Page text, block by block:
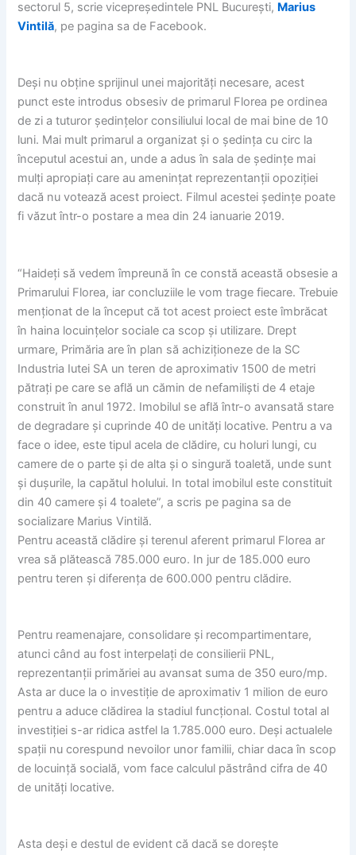
sectorul 5, scrie vicepreședintele PNL Bucureşti, Marius
Vintilă, pe pagina sa de Facebook.
Deși nu obține sprijinul unei majorități necesare, acest
punct este introdus obsesiv de primarul Florea pe ordinea
de zi a tuturor ședințelor consiliului local de mai bine de 10
luni. Mai mult primarul a organizat și o ședința cu circ la
începutul acestui an, unde a adus în sala de ședințe mai
mulți apropiați care au amenințat reprezentanții opoziției
dacă nu votează acest proiect. Filmul acestei ședințe poate
fi văzut într-o postare a mea din 24 ianuarie 2019.
“Haideți să vedem împreună în ce constă această obsesie a
Primarului Florea, iar concluziile le vom trage fiecare. Trebuie
menționat de la început că tot acest proiect este îmbrăcat
în haina locuințelor sociale ca scop și utilizare. Drept
urmare, Primăria are în plan să achiziționeze de la SC
Industria Iutei SA un teren de aproximativ 1500 de metri
pătrați pe care se află un cămin de nefamiliști de 4 etaje
construit în anul 1972. Imobilul se află într-o avansată stare
de degradare și cuprinde 40 de unități locative. Pentru a va
face o idee, este tipul acela de clădire, cu holuri lungi, cu
camere de o parte și de alta și o singură toaletă, unde sunt
și dușurile, la capătul holului. In total imobilul este constituit
din 40 camere și 4 toalete”, a scris pe pagina sa de
socializare Marius Vintilă.
Pentru această clădire și terenul aferent primarul Florea ar
vrea să plătească 785.000 euro. In jur de 185.000 euro
pentru teren și diferența de 600.000 pentru clădire.
Pentru reamenajare, consolidare și recompartimentare,
atunci când au fost interpelați de consilierii PNL,
reprezentanții primăriei au avansat suma de 350 euro/mp.
Asta ar duce la o investiție de aproximativ 1 milion de euro
pentru a aduce clădirea la stadiul funcțional. Costul total al
investiției s-ar ridica astfel la 1.785.000 euro. Deși actualele
spații nu corespund nevoilor unor familii, chiar daca în scop
de locuință socială, vom face calculul păstrând cifra de 40
de unități locative.
Asta deși e destul de evident că dacă se dorește